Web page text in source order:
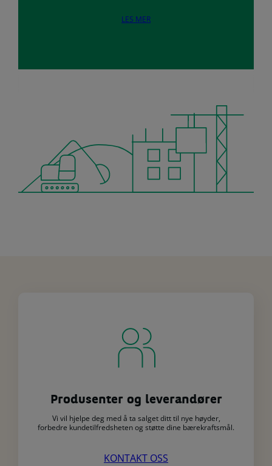
LES MER
Produsenter og leverandører
Vi vil hjelpe deg med å ta salget ditt til nye høyder,
forbedre kundetilfredsheten og støtte dine bærekraftsmål.
KONTAKT OSS